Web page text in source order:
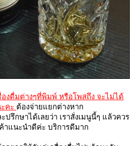
องดื่มต่างๆที่พิมพ์ หรือโพสถึง จะไม่ได้
คะ ต้องจ่ายแยกต่างหาก
รึกษาได้เลยว่า เราสั่งเมนูนี้ๆ แล้วควร
าแนะนำดีค่ะ บริการดีมาก